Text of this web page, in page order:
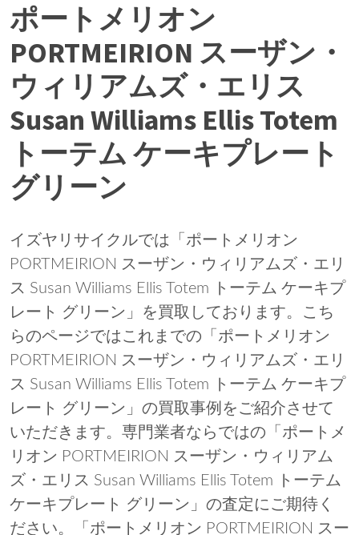
ポートメリオン
PORTMEIRION スーザン・
ウィリアムズ・エリス
Susan Williams Ellis Totem
トーテム ケーキプレート
グリーン
イズヤリサイクルでは「ポートメリオン
PORTMEIRION スーザン・ウィリアムズ・エリ
ス Susan Williams Ellis Totem トーテム ケーキプ
レート グリーン」を買取しております。こち
らのページではこれまでの「ポートメリオン
PORTMEIRION スーザン・ウィリアムズ・エリ
ス Susan Williams Ellis Totem トーテム ケーキプ
レート グリーン」の買取事例をご紹介させて
いただきます。専門業者ならではの「ポートメ
リオン PORTMEIRION スーザン・ウィリアム
ズ・エリス Susan Williams Ellis Totem トーテム
ケーキプレート グリーン」の査定にご期待く
ださい。「ポートメリオン PORTMEIRION スー